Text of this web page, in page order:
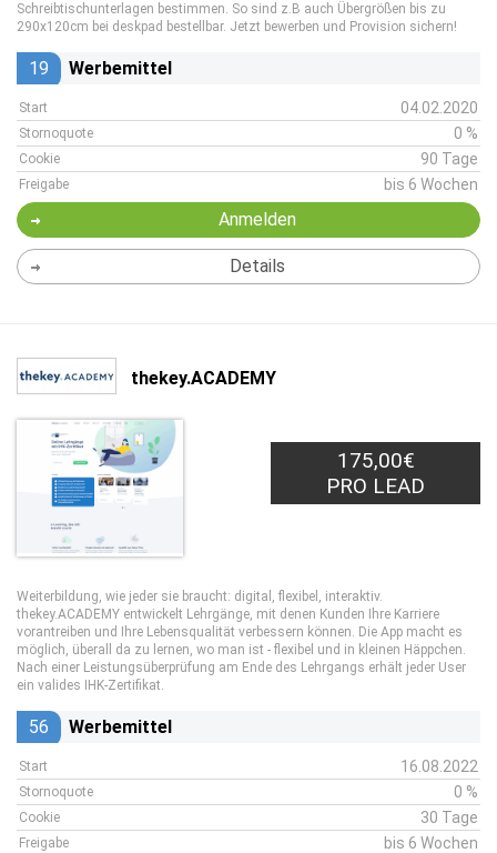
Schreibtischunterlagen bestimmen. So sind z.B auch Übergrößen bis zu
290x120cm bei deskpad bestellbar. Jetzt bewerben und Provision sichern!
19 Werbemittel
Start 04.02.2020
Stornoquote 0 %
Cookie 90 Tage
Freigabe bis 6 Wochen
Anmelden
Details
thekey.ACADEMY
175,00€
PRO LEAD
Weiterbildung, wie jeder sie braucht: digital, flexibel, interaktiv.
thekey.ACADEMY entwickelt Lehrgänge, mit denen Kunden Ihre Karriere
vorantreiben und Ihre Lebensqualität verbessern können. Die App macht es
möglich, überall da zu lernen, wo man ist - flexibel und in kleinen Häppchen.
Nach einer Leistungsüberprüfung am Ende des Lehrgangs erhält jeder User
ein valides IHK-Zertifikat.
56 Werbemittel
Start 16.08.2022
Stornoquote 0 %
Cookie 30 Tage
Freigabe bis 6 Wochen